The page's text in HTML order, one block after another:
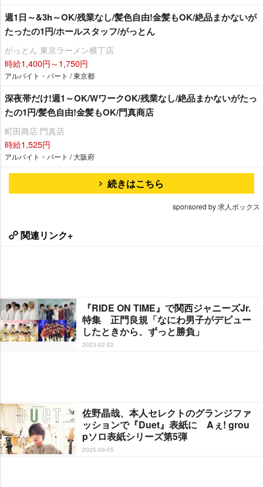
週1日～&3h～OK/残業なし/髪色自由!金髪もOK/絶品まかないが
たったの1円/ホールスタッフ/がっとん
がっとん 東京ラーメン横丁店
時給1,400円～1,750円
アルバイト・パート / 東京都
深夜帯だけ!週1～OK/WワークOK/残業なし/絶品まかないがたっ
たの1円/髪色自由!金髪もOK/門真商店
町田商店 門真店
時給1,525円
アルバイト・パート / 大阪府
続きはこちら
sponsored by 求人ボックス
関連リンク+
『RIDE ON TIME』で関西ジャニーズJr.
特集 正門良規「なにわ男子がデビュー
したときから、ずっと勝負」
2023-02-22
佐野晶哉、本人セレクトのグランジファ
ッションで『Duet』表紙に Aぇ! grou
pソロ表紙シリーズ第5弾
2025-09-05